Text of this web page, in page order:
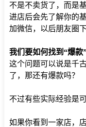
不是不卖货了，而是
进店后会先了解你的
加微信，以后朋友圈下
我们要如何找到“爆款”
这个问题可以说是千
了，那还有爆款吗？
不过有些实际经验是
如果你看到一家店，